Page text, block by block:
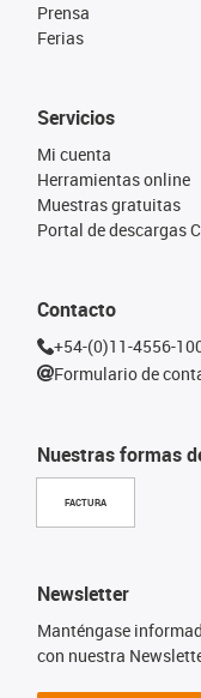
Prensa
Ferias
Nuestras formas
FACTURA
Servicios
Mi cuenta
Herramientas online
Muestras gratuitas
Portal de descargas
Contacto
+54-(0)11-4556-
Formulario de
Newsletter
Manténgase
con nuestra